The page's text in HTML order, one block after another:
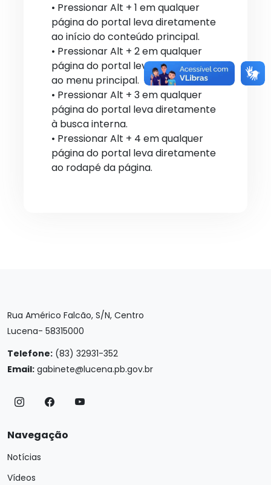
• Pressionar Alt + 1 em qualquer
página do portal leva diretamente
ao início do conteúdo principal.
• Pressionar Alt + 2 em qualquer
página do portal leva diretamente
ao menu principal.
• Pressionar Alt + 3 em qualquer
página do portal leva diretamente
à busca interna.
• Pressionar Alt + 4 em qualquer
página do portal leva diretamente
ao rodapé da página.
Rua Américo Falcão, S/N, Centro
Lucena- 58315000
Telefone: (83) 32931-352
Email: gabinete@lucena.pb.gov.br
Navegação
Notícias
Vídeos